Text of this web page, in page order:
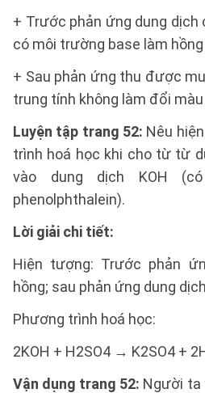
+ Trước phản ứng dung dịch
có môi trường base làm
+ Sau phản ứng thu được
trung tính không làm đổi
Luyện tập trang 52: Nêu
trình hoá học khi cho từ từ
vào dung dịch KOH
phenolphthalein).
Lời giải chi tiết:
Hiện tượng: Trước phản
hồng; sau phản ứng dung
Phương trình hoá học:
2KOH + H2SO4 → K2SO4 +
Vận dụng trang 52: Người ta